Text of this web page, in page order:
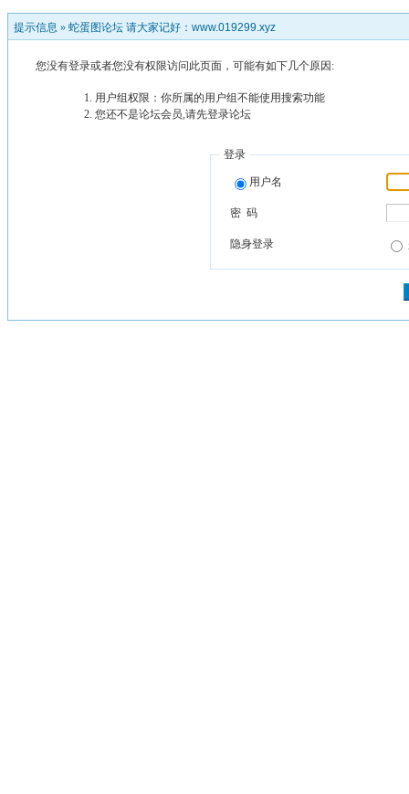
提示信息 » 蛇蛋图论坛 请大家记好：www.019299.xyz
您没有登录或者您没有权限访问此页面，可能有如下几个原因:
用户组权限：你所属的用户组不能使用搜索功能
您还不是论坛会员,请先登录论坛
登录
用户名
密 码
隐身登录